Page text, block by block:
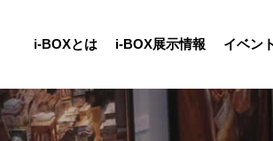
i-BOXとは i-BOX展示情報 イベン